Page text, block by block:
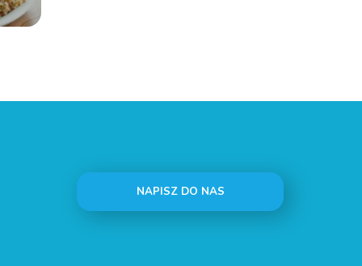
NAPISZ DO NAS